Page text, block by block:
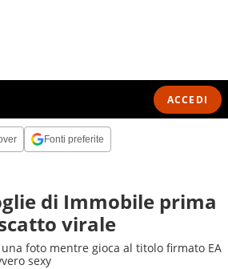
ACCEDI
Fonti preferite
di Immobile prima
virale
foto mentre gioca al titolo firmato EA
sexy